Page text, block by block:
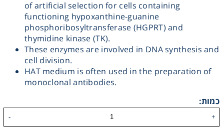
of artificial selection for cells containing
functioning hypoxanthine-guanine
phosphoribosyltransferase (HGPRT) and
thymidine kinase (TK).
These enzymes are involved in DNA synthesis and
cell division.
HAT medium is often used in the preparation of
monoclonal antibodies.
כמות:
+
-
Filtration
Glassware
Liquid Handling
Plasticware